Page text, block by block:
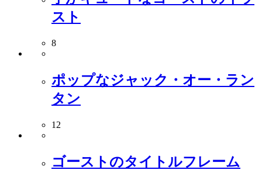
スト
8
ポップなジャック・オー・ラン
タン
12
ゴーストのタイトルフレーム